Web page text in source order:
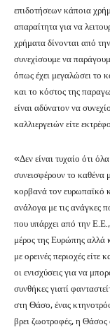
επιδοτήσεων κάποια
απαραίτητα για να
χρήματα δίνονται από
συνεχίσουμε να
όπως έχει μεγαλώσει το
και το κόστος της
είναι αδύνατον να
καλλιεργειών είτε
«Δεν είναι τυχαίο ότι
συνεισφέρουν το καθένα
κορβανά τον ευρωπαϊκό
ανάλογα με τις ανάγκες
που υπάρχει από την
μέρος της Ευρώπης αλλά
με ορεινές περιοχές είτε
οι ενισχύσεις για να
συνθήκες γιατί
στη Θάσο, ένας
βρει ζωοτροφές, η Θάσος